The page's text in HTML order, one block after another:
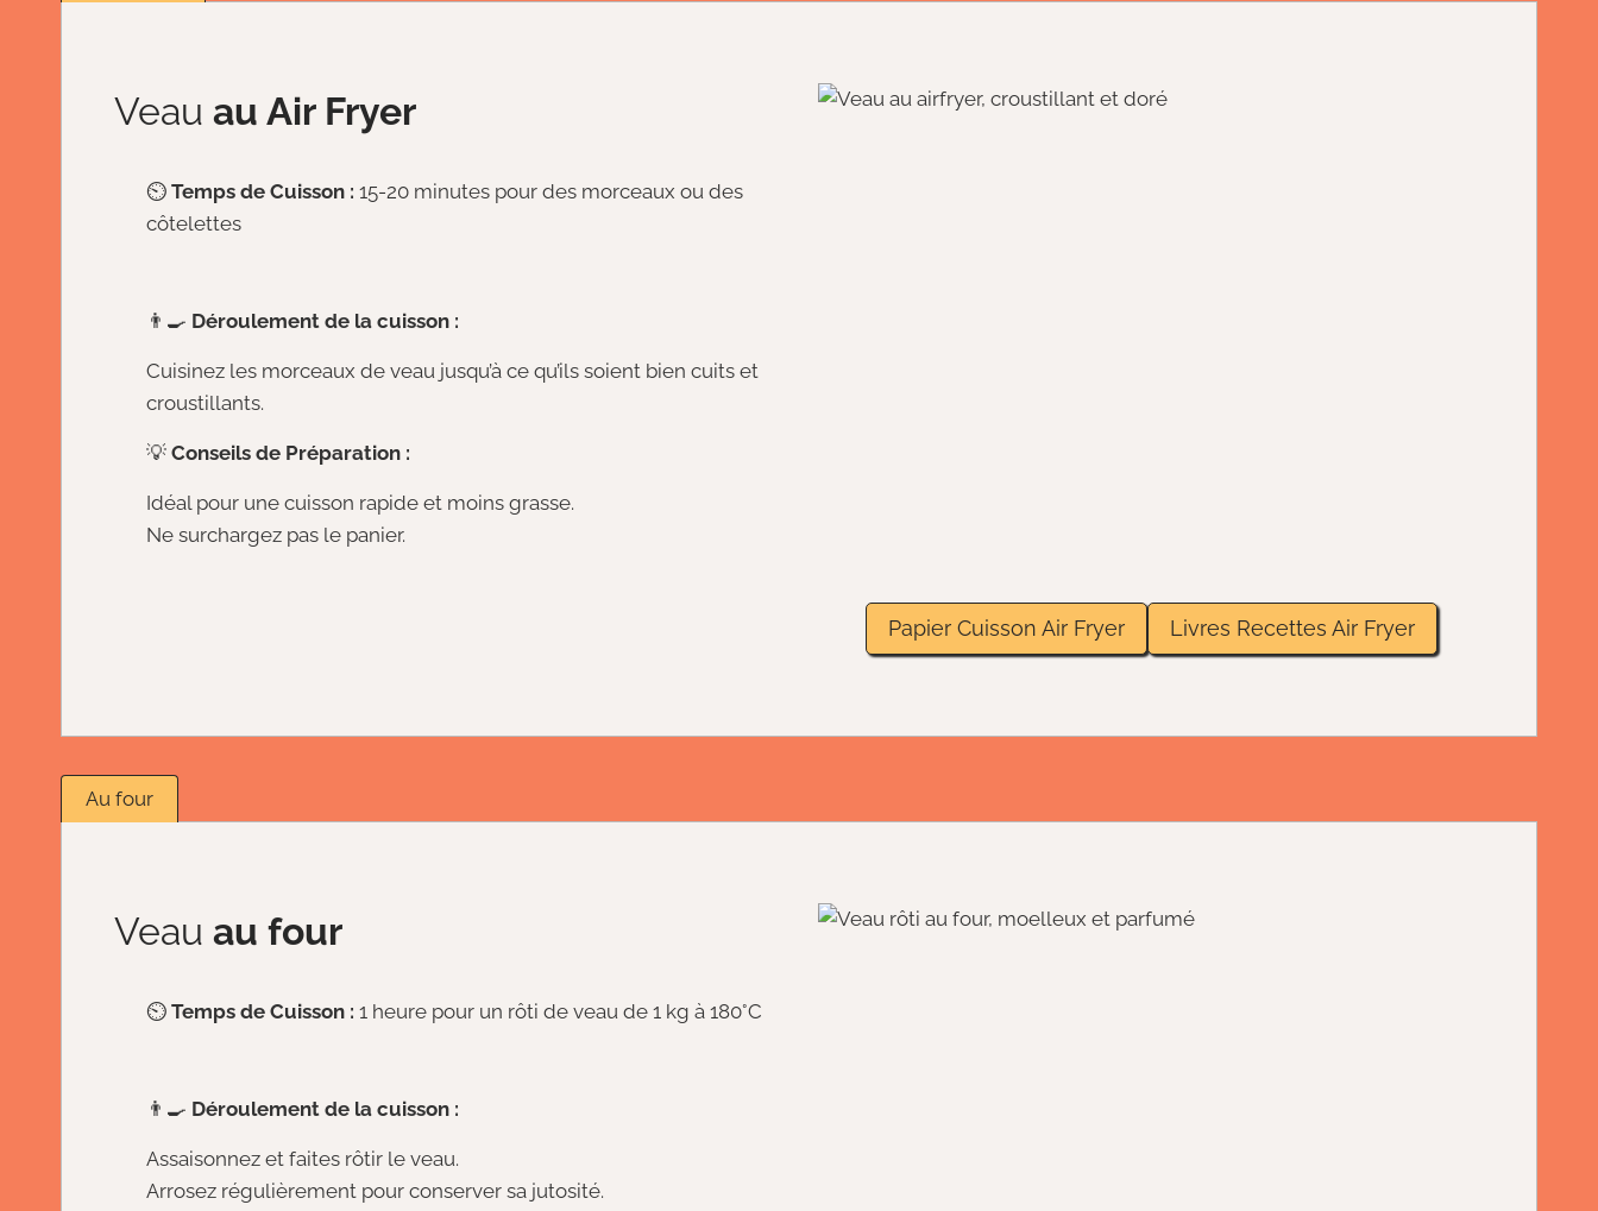
Veau au Air Fryer
⏲️ Temps de Cuisson : 15-20 minutes pour des morceaux ou des
côtelettes
👨‍🍳 Déroulement de la cuisson :
Cuisinez les morceaux de veau jusqu’à ce qu’ils soient bien cuits et
croustillants.
💡 Conseils de Préparation :
Idéal pour une cuisson rapide et moins grasse.
Ne surchargez pas le panier.
Papier Cuisson Air Fryer Livres Recettes Air Fryer
Au four
Veau au four
⏲️ Temps de Cuisson : 1 heure pour un rôti de veau de 1 kg à 180°C
👨‍🍳 Déroulement de la cuisson :
Assaisonnez et faites rôtir le veau.
Arrosez régulièrement pour conserver sa jutosité.